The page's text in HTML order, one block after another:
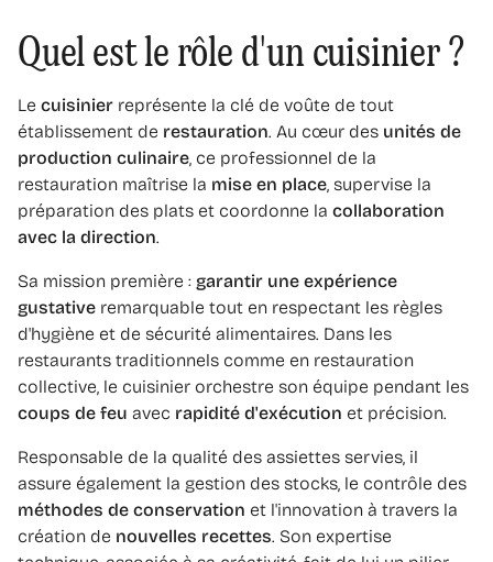
Quel est le rôle d'un cuisinier ?
Le cuisinier représente la clé de voûte de tout
établissement de restauration. Au cœur des unités de
production culinaire, ce professionnel de la
restauration maîtrise la mise en place, supervise la
préparation des plats et coordonne la collaboration
avec la direction.
Sa mission première : garantir une expérience
gustative remarquable tout en respectant les règles
d'hygiène et de sécurité alimentaires. Dans les
restaurants traditionnels comme en restauration
collective, le cuisinier orchestre son équipe pendant les
coups de feu avec rapidité d'exécution et précision.
Responsable de la qualité des assiettes servies, il
assure également la gestion des stocks, le contrôle des
méthodes de conservation et l'innovation à travers la
création de nouvelles recettes. Son expertise